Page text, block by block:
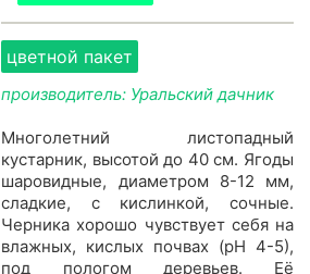
цветной пакет
производитель: Уральский дачник
Многолетний листопадный
кустарник, высотой до 40 см. Ягоды
шаровидные, диаметром 8-12 мм,
сладкие, с кислинкой, сочные.
Черника хорошо чувствует себя на
влажных, кислых почвах (рН 4-5),
под пологом деревьев. Её